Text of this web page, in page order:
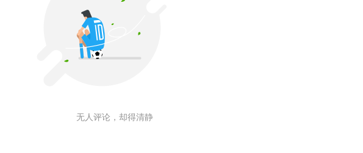
无人评论，却得清静